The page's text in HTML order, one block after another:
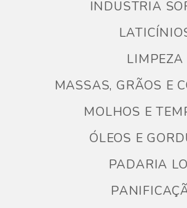
INDUSTRIA
LIMPEZA
MASSAS, GRÃOS E
MOLHOS E
ÓLEOS E
PADARIA